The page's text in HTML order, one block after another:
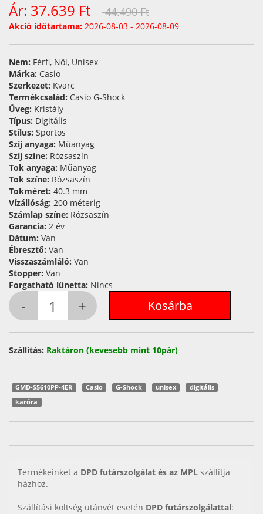
Ár: 37.639 Ft 44.490 Ft
Akció időtartama: 2026-08-03 - 2026-08-09
Nem: Férfi, Női, Unisex
Márka: Casio
Szerkezet: Kvarc
Termékcsalád: Casio G-Shock
Üveg: Kristály
Típus: Digitális
Stílus: Sportos
Szíj anyaga: Műanyag
Szíj színe: Rózsaszín
Tok anyaga: Műanyag
Tok színe: Rózsaszín
Tokméret: 40.3 mm
Vízállóság: 200 méterig
Számlap színe: Rózsaszín
Garancia: 2 év
Dátum: Van
Ébresztő: Van
Visszaszámláló: Van
Stopper: Van
Forgatható lünetta: Nincs
Szállítás: Raktáron (kevesebb mint 10pár)
GMD-S5610PP-4ER Casio G-Shock unisex
digitális
karóra
Termékeinket a DPD futárszolgálat és az MPL szállítja
házhoz.
Szállítási költség utánvét esetén DPD futárszolgálattal: